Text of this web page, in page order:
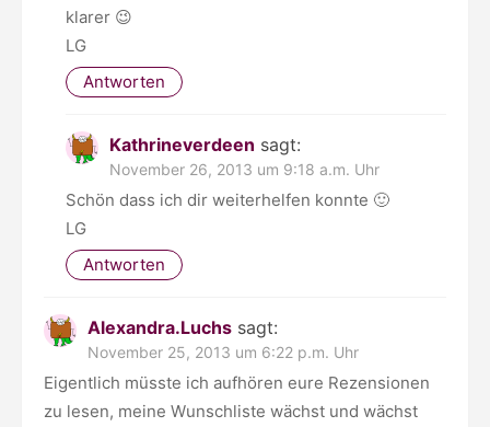
klarer 😉
LG
Antworten
Kathrineverdeen sagt:
November 26, 2013 um 9:18 a.m. Uhr
Schön dass ich dir weiterhelfen konnte 🙂
LG
Antworten
Alexandra.Luchs sagt:
November 25, 2013 um 6:22 p.m. Uhr
Eigentlich müsste ich aufhören eure Rezensionen
zu lesen, meine Wunschliste wächst und wächst